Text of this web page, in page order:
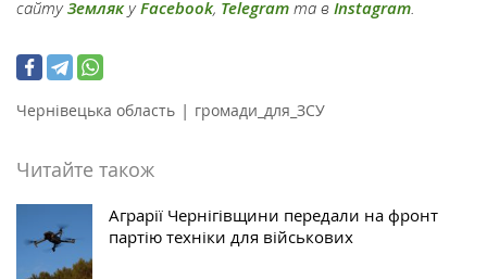
сайтуЗемлякуFacebook, Telegram та в Instagram.
Чернівецька область | громади_для_ЗСУ
Читайте також
Аграрії Чернігівщини передали на фронт
партію техніки для військових